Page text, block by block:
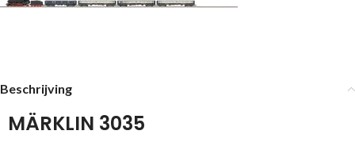
Beschrijving
MÄRKLIN 3035